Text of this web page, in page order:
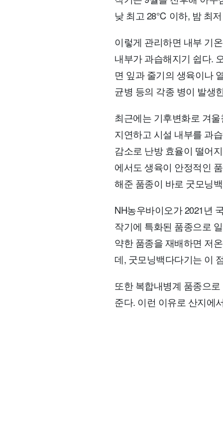
낮 최고 28℃ 이하, 밤 최
이렇게 관리하면 내부 기
내부가 과습해지기 쉽다.
면 잎과 줄기의 생육이나
균병 등의 각종 병이 발생
최근에는 기후변화로 겨
지연하고 시설 내부를 과
감소로 난방 효율이 떨어
에서도 생육이 안정적인
해준 품종이 바로 굿모닝
NH농우바이오가 2021년
작기에 특화된 품종으로
약한 품종을 재배하면 저
데, 굿모닝백다다기는 이
또한 복합내병계 품종으
준다. 이런 이유로 산지에